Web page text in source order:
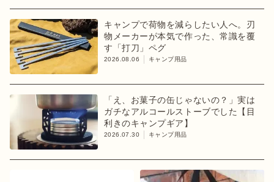
キャンプで荷物を減らしたい人へ。刃
物メーカーが本気で作った、常識を覆
す「打刀」ペグ
2026.08.06 キャンプ用品
「え、お菓子の缶じゃないの？」実は
ガチなアルコールストーブでした【目
利きのキャンプギア】
2026.07.30 キャンプ用品